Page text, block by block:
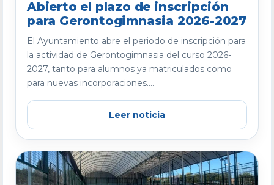
Abierto el plazo de inscripción
para Gerontogimnasia 2026-2027
El Ayuntamiento abre el periodo de inscripción para
la actividad de Gerontogimnasia del curso 2026-
2027, tanto para alumnos ya matriculados como
para nuevas incorporaciones....
Leer noticia